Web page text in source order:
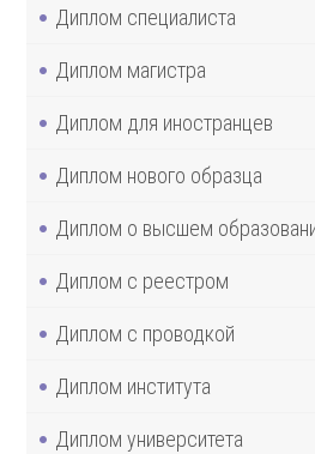
Диплом специалиста
Диплом магистра
Диплом для иностранцев
Диплом нового образца
Диплом о высшем
Диплом с реестром
Диплом с проводкой
Диплом института
Диплом университета